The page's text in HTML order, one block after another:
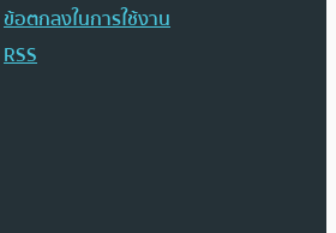
ข้อตกลงในการใช้งาน
RSS